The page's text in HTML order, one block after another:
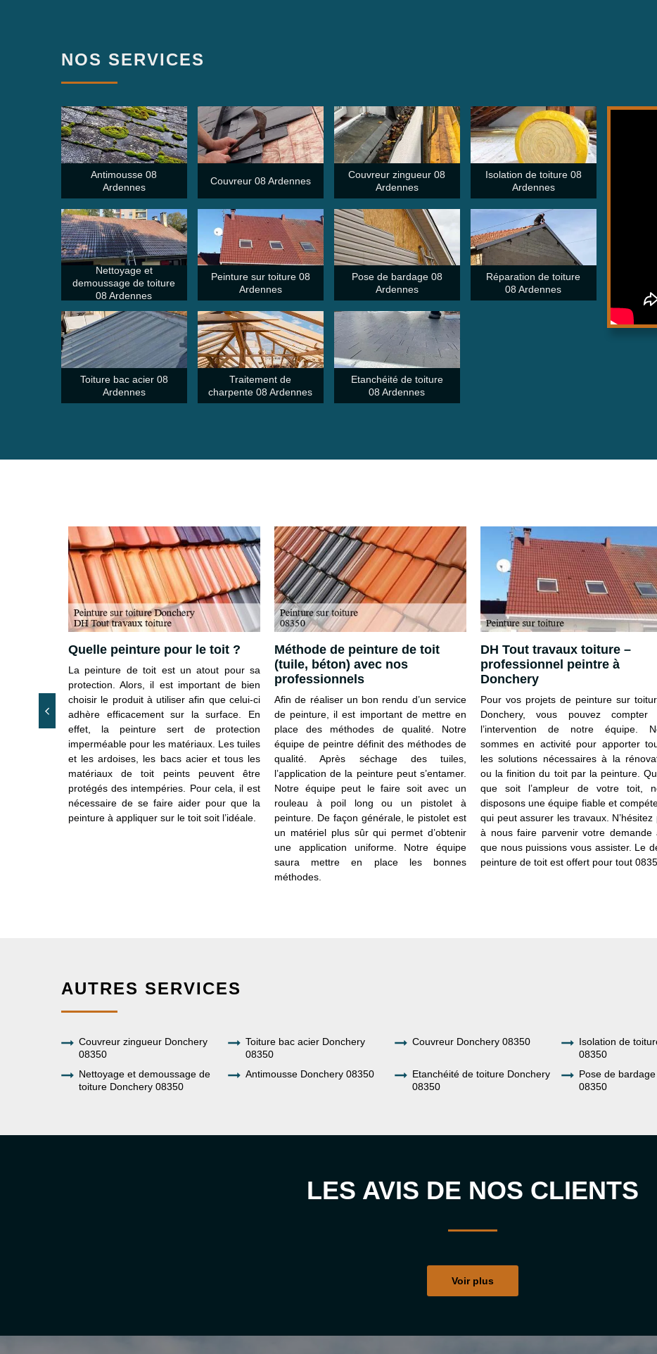
NOS SERVICES
Antimousse 08
Ardennes
Couvreur 08 Ardennes
Couvreur zingueur 08
Ardennes
Isolation de toiture 08
Ardennes
Nettoyage et
demoussage de toiture
08 Ardennes
Peinture sur toiture 08
Ardennes
Pose de bardage 08
Ardennes
Réparation de toiture
08 Ardennes
Toiture bac acier 08
Ardennes
Traitement de
charpente 08 Ardennes
Etanchéité de toiture
08 Ardennes
autres
Quelle peinture pour le toit ?
La peinture de toit est un atout pour sa
protection. Alors, il est important de bien
choisir le produit à utiliser afin que celui-ci
adhère efficacement sur la surface. En
effet, la peinture sert de protection
imperméable pour les matériaux. Les tuiles
et les ardoises, les bacs acier et tous les
matériaux de toit peints peuvent être
protégés des intempéries. Pour cela, il est
nécessaire de se faire aider pour que la
peinture à appliquer sur le toit soit l’idéale.
Méthode de peinture de toit
(tuile, béton) avec nos
professionnels
Afin de réaliser un bon rendu d’un service
de peinture, il est important de mettre en
place des méthodes de qualité. Notre
équipe de peintre définit des méthodes de
qualité. Après séchage des tuiles,
l’application de la peinture peut s’entamer.
Notre équipe peut le faire soit avec un
rouleau à poil long ou un pistolet à
peinture. De façon générale, le pistolet est
un matériel plus sûr qui permet d’obtenir
une application uniforme. Notre équipe
saura mettre en place les bonnes
méthodes.
DH Tout travaux toiture –
professionnel peintre à
Donchery
Pour vos projets de peinture sur
Donchery, vous pouvez compter
l’intervention de notre équipe.
sommes en activité pour apporter
les solutions nécessaires à la
ou la finition du toit par la peinture.
que soit l’ampleur de votre toit,
disposons une équipe fiable et
qui peut assurer les travaux. N’hésitez
à nous faire parvenir votre demande
que nous puissions vous assister. Le
peinture de toit est offert pour tout
AUTRES SERVICES
Couvreur zingueur Donchery
08350
Toiture bac acier Donchery
08350
Couvreur Donchery 08350
Isolation de
08350
Nettoyage et demoussage de
toiture Donchery 08350
Antimousse Donchery 08350
Etanchéité de toiture Donchery
08350
Pose de
08350
LES AVIS DE NOS CLIENTS
Voir plus